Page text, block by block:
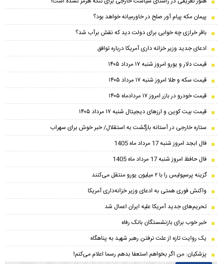
پیمان مکه پیام آور صلح در خاورمیانه خواهد بود؟
باقر خرازی چه خوابی برای دولت دید که نقش برآب شد؟
ادعای جدید وزیر خزانه داری آمریکا درباره توافق
قیمت دلار و یورو امروز شنبه ۱۷ مرداد ۱۴۰۵
قیمت سکه و طلا امروز شنبه ۱۷ مرداد ۱۴۰۵
قیمت خودرو در بازر امروز ۱۷ مردادماه ۱۴۰۵
قیمت بیت کوین و ارز‌های دیجیتال شنبه ۱۷ مرداد ۱۴۰۵
ستاره خارجی در آستانه بازگشت به استقلال/ خبر خوش برای سهراب
فال ابجد امروز شنبه 17 مرداد ماه 1405
فال حافظ امروز شنبه 17 مرداد ماه 1405
گزینه پرسپولیس را با ۲ میلیون یورو منتقل می‌کنند
واکنش فوری همتی به ادعای وزیر خزانه‌داری آمریکا
تحریم‌های جدید آمریکا علیه ایران اعمال شد
خبر خوب برای بازنشستگان بانک رفاه
یک روایت تازه از علت نرفتن رهبر شهید به پناهگاه
پزشکیان: من اگر بخواهم استعفا بدهم رسما اعلام می‌کنم!